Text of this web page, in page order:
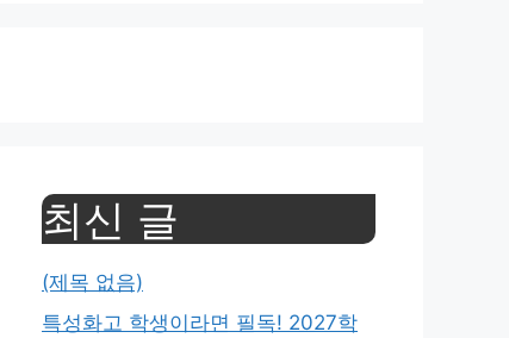
최신 글
(제목 없음)
특성화고 학생이라면 필독! 2027학